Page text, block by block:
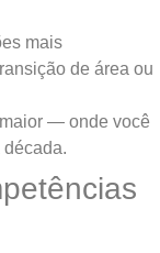
mais
de área ou
— onde você